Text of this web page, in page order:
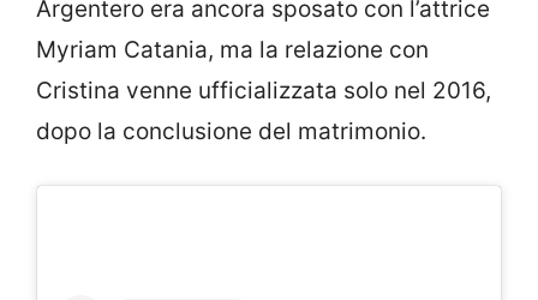
Argentero era ancora sposato con l’attrice
Myriam Catania, ma la relazione con
Cristina venne ufficializzata solo nel 2016,
dopo la conclusione del matrimonio.